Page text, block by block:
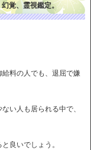
覚、霊視鑑定。
料の人でも、退屈で嫌
い人も居られる中で、
良いでしょう。